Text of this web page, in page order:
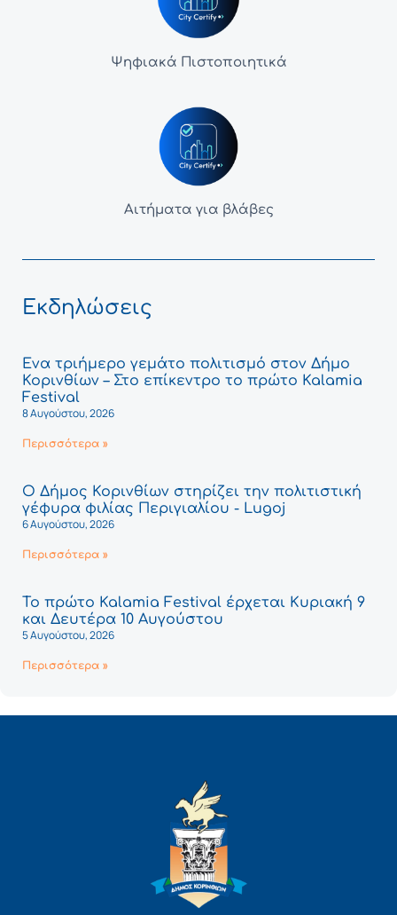
Ψηφιακά Πιστοποιητικά
Αιτήματα για βλάβες
Εκδηλώσεις
Ένα τριήμερο γεμάτο πολιτισμό στον Δήμο
Κορινθίων – Στο επίκεντρο το πρώτο Kalamia
Festival
8 Αυγούστου, 2026
Περισσότερα »
Ο Δήμος Κορινθίων στηρίζει την πολιτιστική
γέφυρα φιλίας Περιγιαλίου - Lugoj
6 Αυγούστου, 2026
Περισσότερα »
Το πρώτο Kalamia Festival έρχεται Κυριακή 9
και Δευτέρα 10 Αυγούστου
5 Αυγούστου, 2026
Περισσότερα »